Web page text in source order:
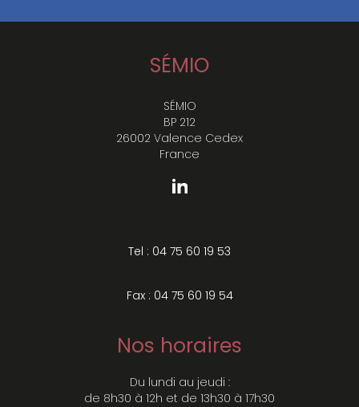
SÉMIO
SÉMIO
BP 212
26002 Valence Cedex
France
Tel : 04 75 60 19 53
Fax : 04 75 60 19 54
Nos horaires
Du lundi au jeudi :
de 8h30 à 12h et de 13h30 à 17h30